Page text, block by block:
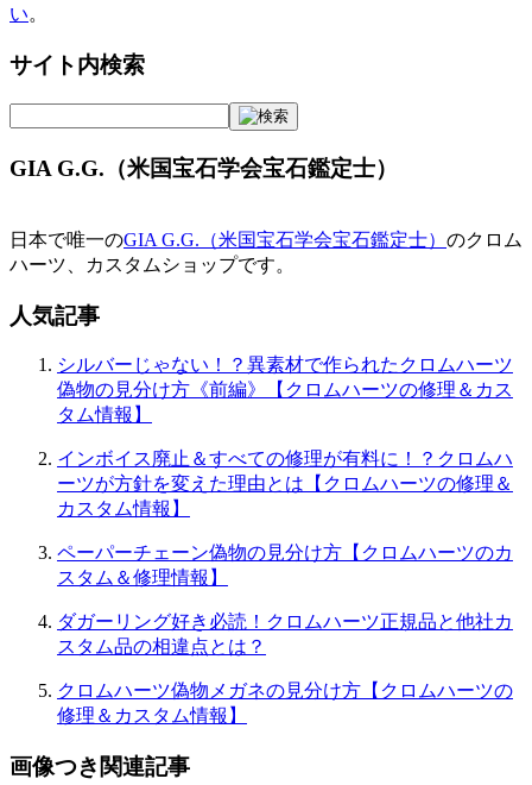
い。
サイト内検索
GIA G.G.（米国宝石学会宝石鑑定士）
日本で唯一のGIA G.G.（米国宝石学会宝石鑑定士） のクロム
ハーツ、カスタムショップです。
人気記事
シルバーじゃない！？異素材で作られたクロムハーツ
偽物の見分け方《前編》【クロムハーツの修理＆カス
タム情報】
インボイス廃止＆すべての修理が有料に！？クロムハ
ーツが方針を変えた理由とは【クロムハーツの修理＆
カスタム情報】
ペーパーチェーン偽物の見分け方【クロムハーツのカ
スタム＆修理情報】
ダガーリング好き必読！クロムハーツ正規品と他社カ
スタム品の相違点とは？
クロムハーツ偽物メガネの見分け方【クロムハーツの
修理＆カスタム情報】
画像つき関連記事